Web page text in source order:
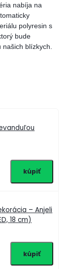
nabíja na
polyresin s
bude
blízkych.
– Anjeli
18 cm)